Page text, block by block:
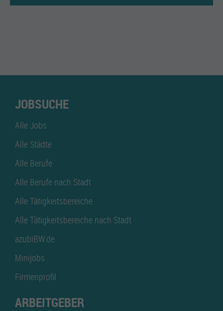
JOBSUCHE
Alle Jobs
Alle Städte
Alle Berufe
Alle Berufe nach Stadt
Alle Tätigkeitsbereiche
Alle Tätigkeitsbereiche nach Stadt
azubiBW.de
Minijobs
Firmenprofil
ARBEITGEBER